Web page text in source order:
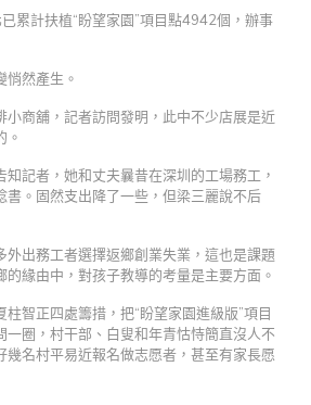
累計扶植“盼望家園”項目點4942個，辦事
悄然產生。
小商舖，記者訪問發明，此中不少店展是近
。
記者，她和丈夫曩昔在深圳的工場務工，
書。固然支出降了一些，但梁三麗說不后
外出務工者選擇返鄉創業失業，這也是課題
緣由中，對孩子教導的考量是主要方面。
智正四處籌措，把“盼望家園進級版”項目
一圈，村干部、白叟和年青怙恃簡直沒人不
幾名村平易近報名做志愿者，甚至有家長愿